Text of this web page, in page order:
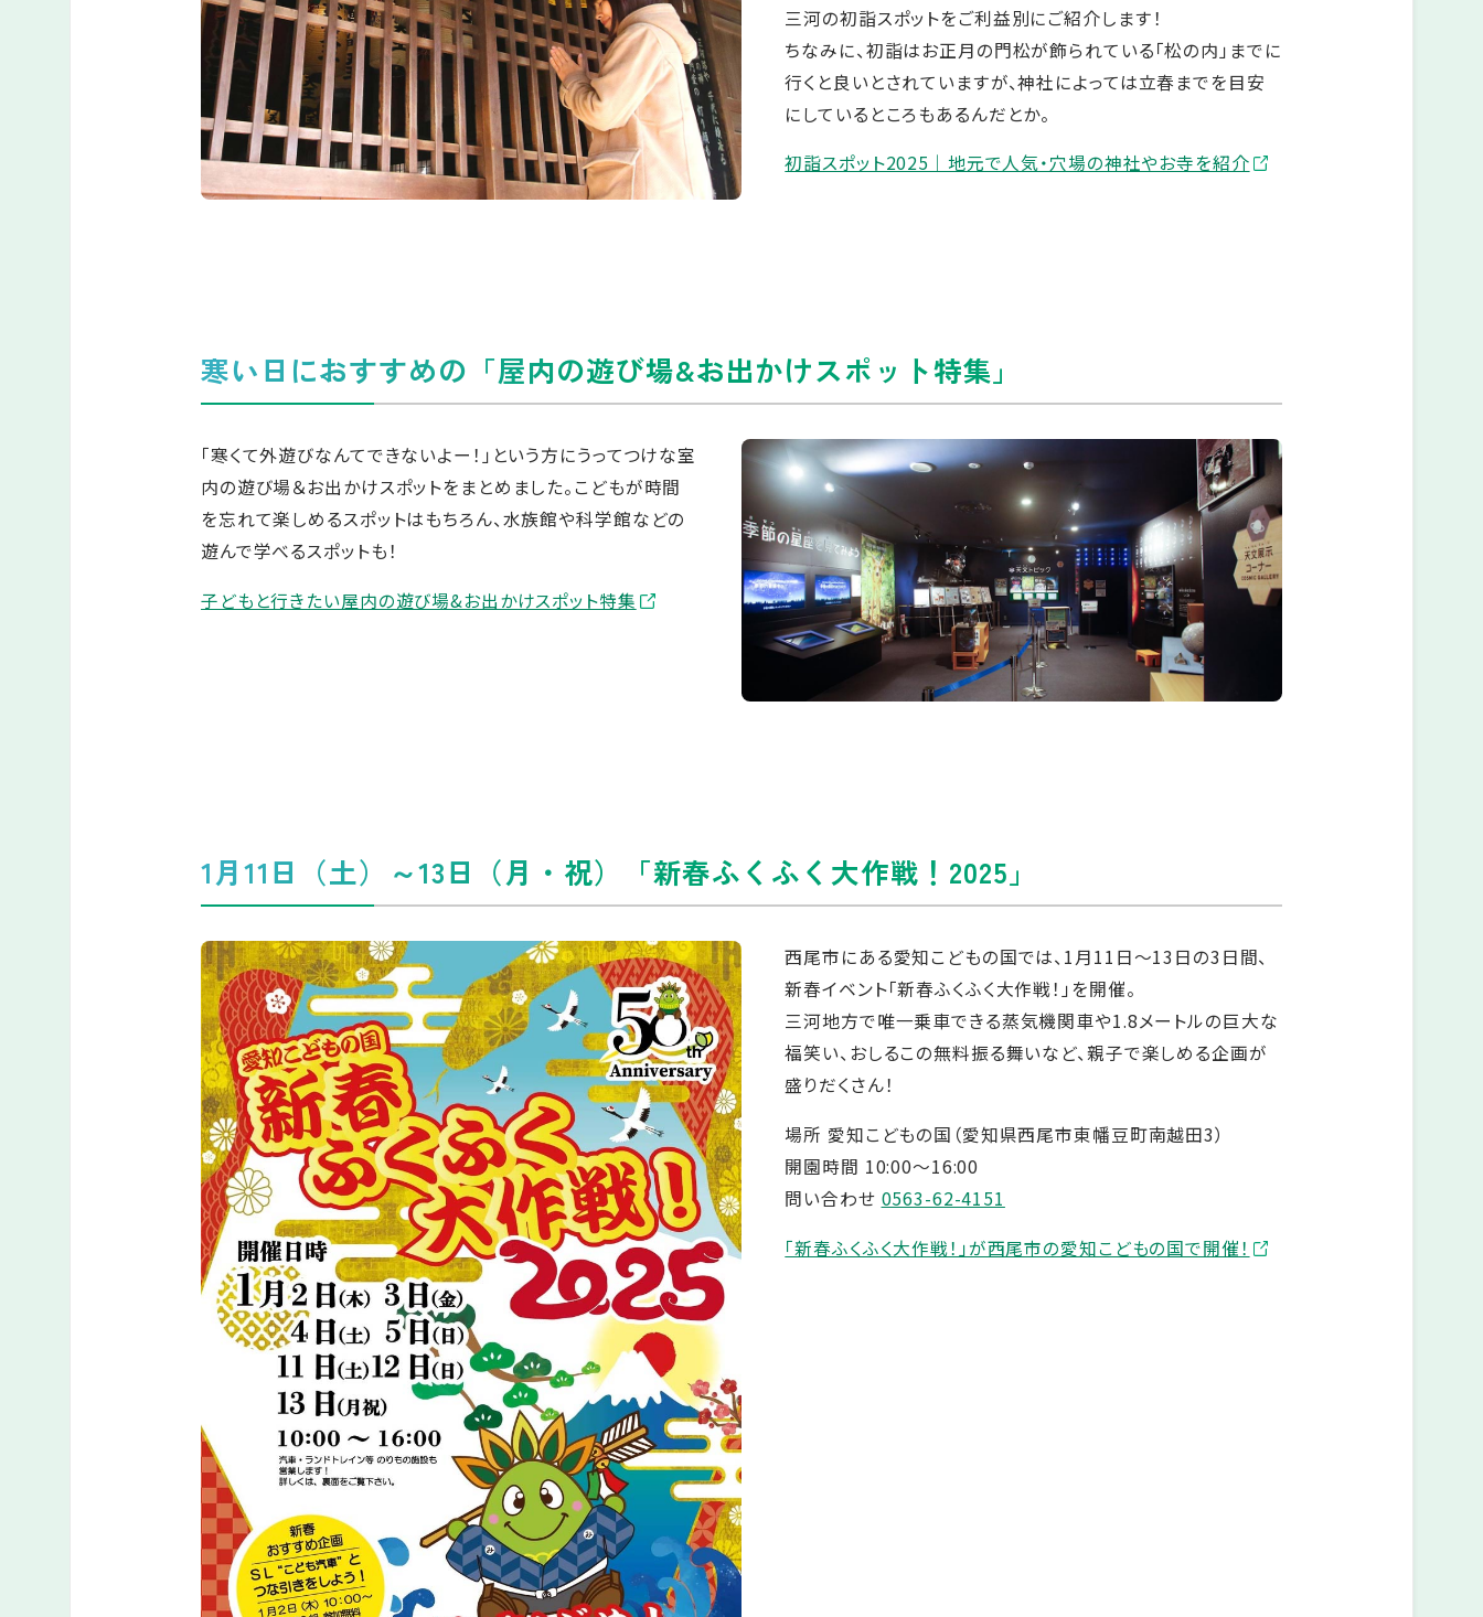
三河の初詣スポットをご利益別にご紹介します！
ちなみに、初詣はお正月の門松が飾られている「松の内」までに
行くと良いとされていますが、神社によっては立春までを目安
にしているところもあるんだとか。
初詣スポット2025｜地元で人気・穴場の神社やお寺を紹介
寒い日におすすめの「屋内の遊び場&お出かけスポット特集」
「寒くて外遊びなんてできないよー！」という方にうってつけな室
内の遊び場＆お出かけスポットをまとめました。こどもが時間
を忘れて楽しめるスポットはもちろん、水族館や科学館などの
遊んで学べるスポットも！
子どもと行きたい屋内の遊び場&お出かけスポット特集
1月11日（土）～13日（月・祝）「新春ふくふく大作戦！2025」
西尾市にある愛知こどもの国では、1月11日～13日の3日間、
新春イベント「新春ふくふく大作戦！」を開催。
三河地方で唯一乗車できる蒸気機関車や1.8メートルの巨大な
福笑い、おしるこの無料振る舞いなど、親子で楽しめる企画が
盛りだくさん！
場所 愛知こどもの国（愛知県西尾市東幡豆町南越田3）
開園時間 10:00～16:00
問い合わせ 0563-62-4151
「新春ふくふく大作戦！」が西尾市の愛知こどもの国で開催！